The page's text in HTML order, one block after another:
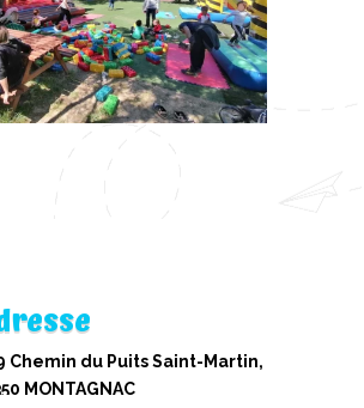
Chemin du Puits Saint-Martin,
MONTAGNAC